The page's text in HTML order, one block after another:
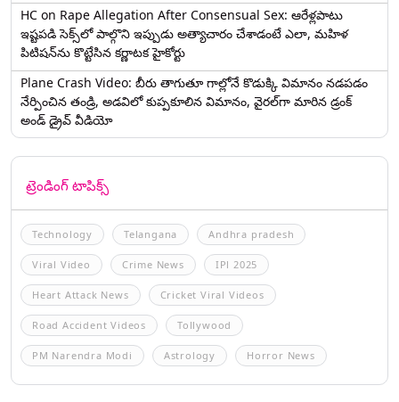
HC on Rape Allegation After Consensual Sex: ఆరేళ్లపాటు
ఇష్టపడి సెక్స్‌లో పాల్గొని ఇప్పుడు అత్యాచారం చేశాడంటే ఎలా, మహిళ
పిటిషన్‌ను కొట్టేసిన కర్ణాటక హైకోర్టు
Plane Crash Video: బీరు తాగుతూ గాల్లోనే కొడుక్కి విమానం నడపడం
నేర్పించిన తండ్రి, అడవిలో కుప్పకూలిన విమానం, వైరల్‌గా మారిన డ్రంక్‌
అండ్ డ్రైవ్ వీడియో
ట్రెండింగ్ టాపిక్స్
Technology Telangana Andhra pradesh
Viral Video Crime News IPl 2025
Heart Attack News Cricket Viral Videos
Road Accident Videos Tollywood
PM Narendra Modi Astrology Horror News